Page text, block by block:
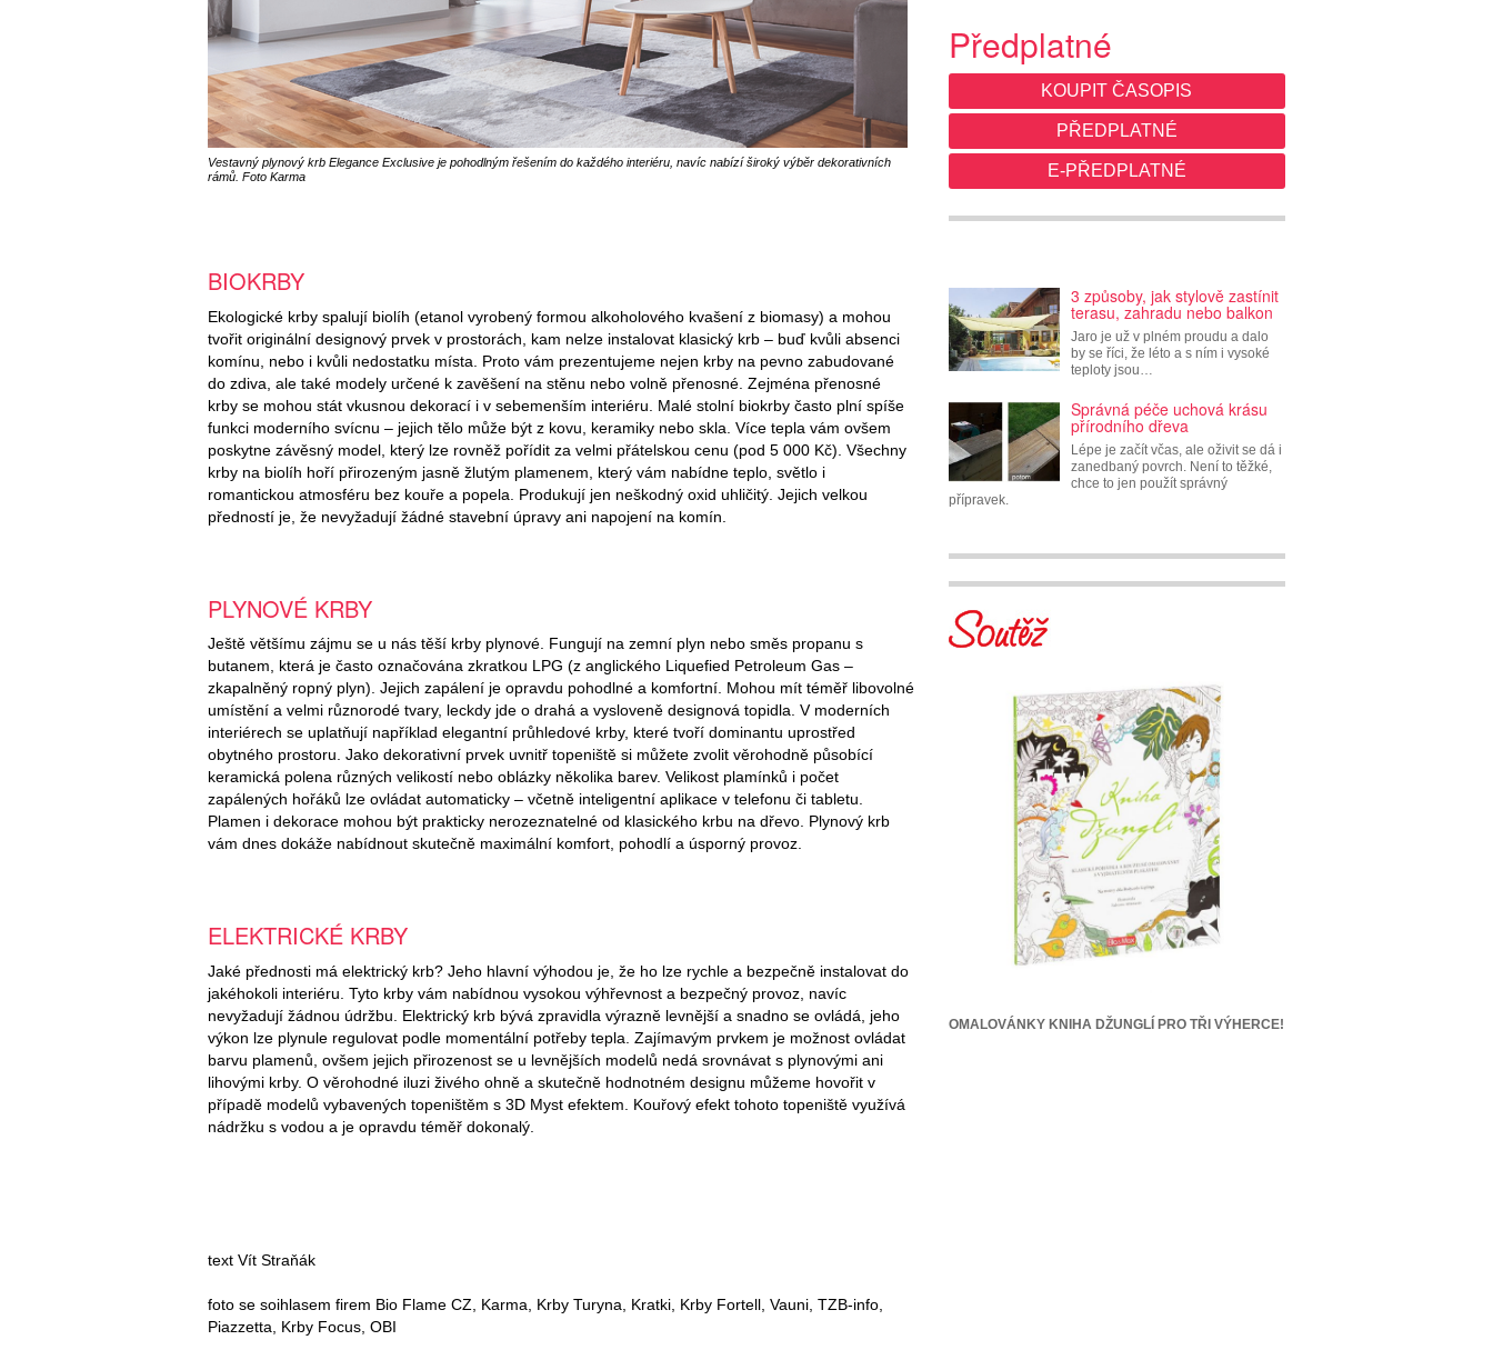
Vestavný plynový krb Elegance Exclusive je pohodlným řešením do každého interiéru, navíc nabízí široký výběr dekorativních
rámů. Foto Karma
BIOKRBY
Ekologické krby spalují biolíh (etanol vyrobený formou alkoholového kvašení z biomasy) a mohou
tvořit originální designový prvek v prostorách, kam nelze instalovat klasický krb – buď kvůli absenci
komínu, nebo i kvůli nedostatku místa. Proto vám prezentujeme nejen krby na pevno zabudované
do zdiva, ale také modely určené k zavěšení na stěnu nebo volně přenosné. Zejména přenosné
krby se mohou stát vkusnou dekorací i v sebemenším interiéru. Malé stolní biokrby často plní spíše
funkci moderního svícnu – jejich tělo může být z kovu, keramiky nebo skla. Více tepla vám ovšem
poskytne závěsný model, který lze rovněž pořídit za velmi přátelskou cenu (pod 5 000 Kč). Všechny
krby na biolíh hoří přirozeným jasně žlutým plamenem, který vám nabídne teplo, světlo i
romantickou atmosféru bez kouře a popela. Produkují jen neškodný oxid uhličitý. Jejich velkou
předností je, že nevyžadují žádné stavební úpravy ani napojení na komín.
PLYNOVÉ KRBY
Ještě většímu zájmu se u nás těší krby plynové. Fungují na zemní plyn nebo směs propanu s
butanem, která je často označována zkratkou LPG (z anglického Liquefied Petroleum Gas –
zkapalněný ropný plyn). Jejich zapálení je opravdu pohodlné a komfortní. Mohou mít téměř libovolné
umístění a velmi různorodé tvary, leckdy jde o drahá a vysloveně designová topidla. V moderních
interiérech se uplatňují například elegantní průhledové krby, které tvoří dominantu uprostřed
obytného prostoru. Jako dekorativní prvek uvnitř topeniště si můžete zvolit věrohodně působící
keramická polena různých velikostí nebo oblázky několika barev. Velikost plamínků i počet
zapálených hořáků lze ovládat automaticky – včetně inteligentní aplikace v telefonu či tabletu.
Plamen i dekorace mohou být prakticky nerozeznatelné od klasického krbu na dřevo. Plynový krb
vám dnes dokáže nabídnout skutečně maximální komfort, pohodlí a úsporný provoz.
ELEKTRICKÉ KRBY
Jaké přednosti má elektrický krb? Jeho hlavní výhodou je, že ho lze rychle a bezpečně instalovat do
jakéhokoli interiéru. Tyto krby vám nabídnou vysokou výhřevnost a bezpečný provoz, navíc
nevyžadují žádnou údržbu. Elektrický krb bývá zpravidla výrazně levnější a snadno se ovládá, jeho
výkon lze plynule regulovat podle momentální potřeby tepla. Zajímavým prvkem je možnost ovládat
barvu plamenů, ovšem jejich přirozenost se u levnějších modelů nedá srovnávat s plynovými ani
lihovými krby. O věrohodné iluzi živého ohně a skutečně hodnotném designu můžeme hovořit v
případě modelů vybavených topeništěm s 3D Myst efektem. Kouřový efekt tohoto topeniště využívá
nádržku s vodou a je opravdu téměř dokonalý.
text Vít Straňák
foto se soihlasem firem Bio Flame CZ, Karma, Krby Turyna, Kratki, Krby Fortell, Vauni, TZB-info,
Piazzetta, Krby Focus, OBI
Předplatné
KOUPIT ČASOPIS
PŘEDPLATNÉ
E-PŘEDPLATNÉ
3 způsoby, jak stylově zastínit
terasu, zahradu nebo balkon
Jaro je už v plném proudu a dalo
by se říci, že léto a s ním i vysoké
teploty jsou…
Správná péče uchová krásu
přírodního dřeva
Lépe je začít včas, ale oživit se dá i
zanedbaný povrch. Není to těžké,
chce to jen použít správný
přípravek.
OMALOVÁNKY KNIHA DŽUNGLÍ PRO TŘI VÝHERCE!